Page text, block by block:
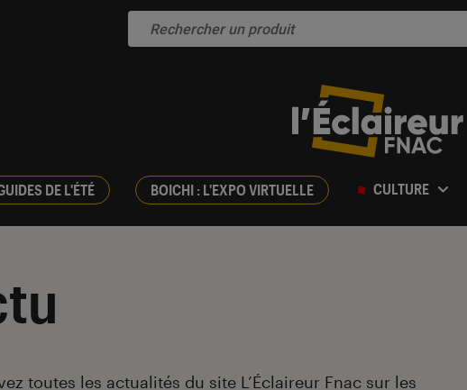
DE L'ÉTÉ BOICHI : L'EXPO VIRTUELLE CULTURE
toutes les actualités du site L’Éclaireur Fnac sur les